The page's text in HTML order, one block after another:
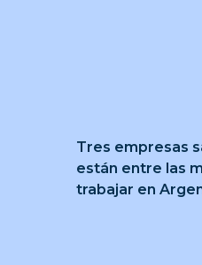
Tres empresas
están entre las
trabajar en